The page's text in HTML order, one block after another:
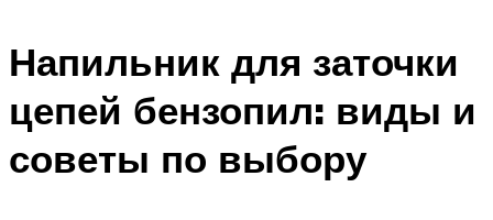
Напильник для заточки
цепей бензопил: виды и
советы по выбору